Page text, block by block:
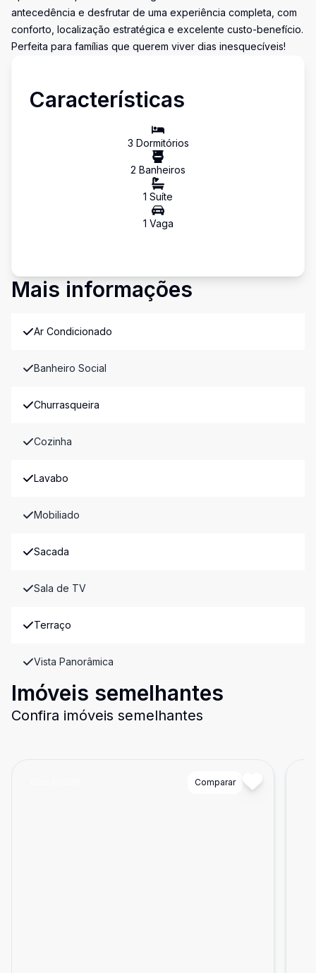
antecedência e desfrutar de uma experiência completa, com
conforto, localização estratégica e excelente custo-benefício.
Perfeita para famílias que querem viver dias inesquecíveis!
Características
3 Dormitórios
2 Banheiros
1 Suíte
1 Vaga
Mais informações
Ar Condicionado
Banheiro Social
Churrasqueira
Cozinha
Lavabo
Mobiliado
Sacada
Sala de TV
Terraço
Vista Panorâmica
Imóveis semelhantes
Confira imóveis semelhantes
Comparar